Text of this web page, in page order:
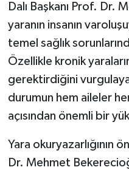
Dalı Başkanı Prof. Dr.
yaranın insanın
temel sağlık
Özellikle kronik
gerektirdiğini
durumun hem aileler
açısından önemli bir
Yara okuryazarlığının
Dr. Mehmet